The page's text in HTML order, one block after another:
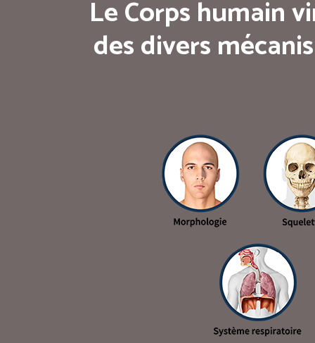
Le Corps humain
des divers